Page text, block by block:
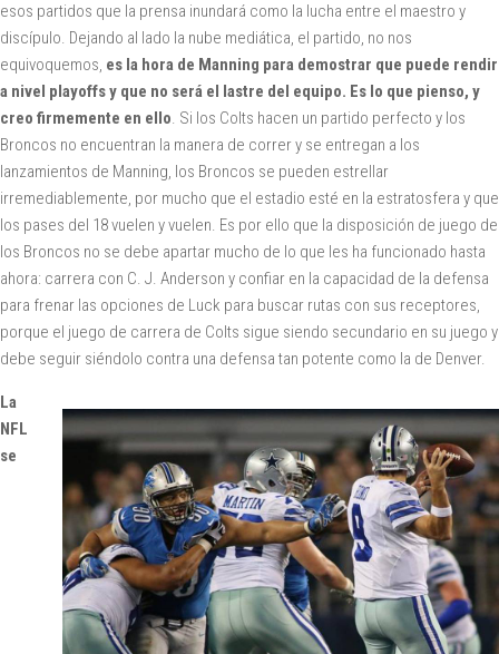
esos partidos que la prensa inundará como la lucha entre el maestro y
discípulo. Dejando al lado la nube mediática, el partido, no nos
equivoquemos, es la hora de Manning para demostrar que puede rendir
a nivel playoffs y que no será el lastre del equipo. Es lo que pienso, y
creo firmemente en ello. Si los Colts hacen un partido perfecto y los
Broncos no encuentran la manera de correr y se entregan a los
lanzamientos de Manning, los Broncos se pueden estrellar
irremediablemente, por mucho que el estadio esté en la estratosfera y que
los pases del 18 vuelen y vuelen. Es por ello que la disposición de juego de
los Broncos no se debe apartar mucho de lo que les ha funcionado hasta
ahora: carrera con C. J. Anderson y confiar en la capacidad de la defensa
para frenar las opciones de Luck para buscar rutas con sus receptores,
porque el juego de carrera de Colts sigue siendo secundario en su juego y
debe seguir siéndolo contra una defensa tan potente como la de Denver.
La
NFL
se